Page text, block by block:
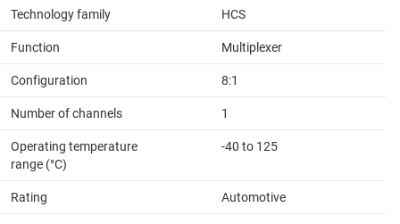
Technology family HCS
Function Multiplexer
Configuration 8:1
Number of channels 1
Operating temperature
range (°C)
-40 to 125
Rating Automotive